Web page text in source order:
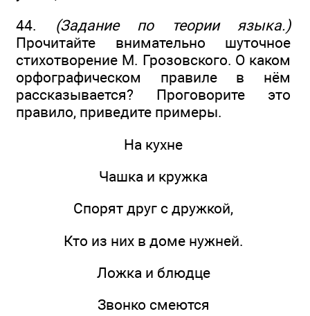
44. (Задание по теории языка.)
Прочитайте внимательно шуточное
стихотворение М. Грозовского. О каком
орфографическом правиле в нём
рассказывается? Проговорите это
правило, приведите примеры.
На кухне
Чашка и кружка
Спорят друг с дружкой,
Кто из них в доме нужней.
Ложка и блюдце
Звонко смеются